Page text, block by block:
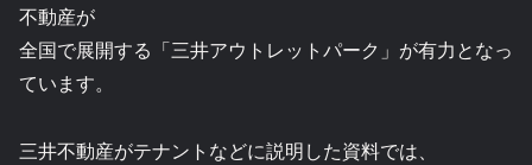
不動産が
全国で展開する「三井アウトレットパーク」が有力となっ
ています。
三井不動産がテナントなどに説明した資料では、